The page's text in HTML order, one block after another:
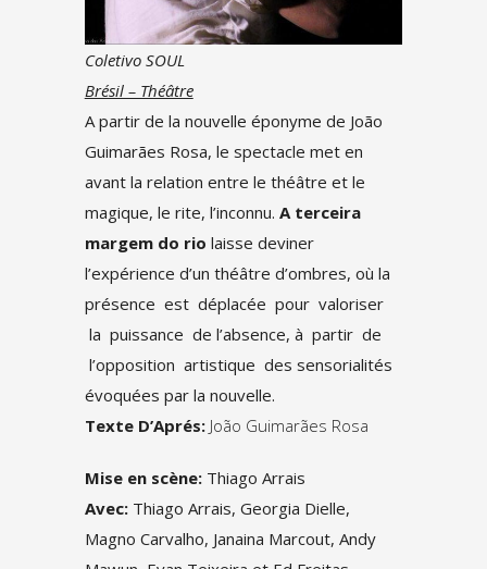
Coletivo SOUL
Brésil – Théâtre
A partir de la nouvelle éponyme de João
Guimarães Rosa, le spectacle met en
avant la relation entre le théâtre et le
magique, le rite, l’inconnu. A terceira
margem do rio laisse deviner
l’expérience d’un théâtre d’ombres, où la
présence est déplacée pour valoriser
la puissance de l’absence, à partir de
l’opposition artistique des sensorialités
évoquées par la nouvelle.
Texte D’Aprés:João Guimarães Rosa
Mise en scène:Thiago Arrais
Avec: Thiago Arrais, Georgia Dielle,
Magno Carvalho, Janaina Marcout, Andy